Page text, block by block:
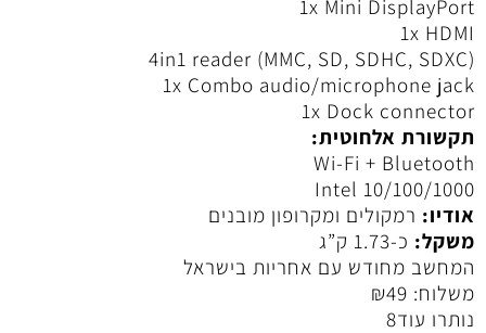
1x Mini DisplayPort
1x HDMI
4in1 reader (MMC, SD, SDHC, SDXC)
1x Combo audio/microphone jack
1x Dock connector
תקשורת אלחוטית:
Wi-Fi + Bluetooth
Intel 10/100/1000
אודיו: רמקולים ומקרופון מובנים
משקל: כ-1.73 ק”ג
המחשב מחודש עם אחריות בישראל
משלוח:
₪49
נותרו עוד8